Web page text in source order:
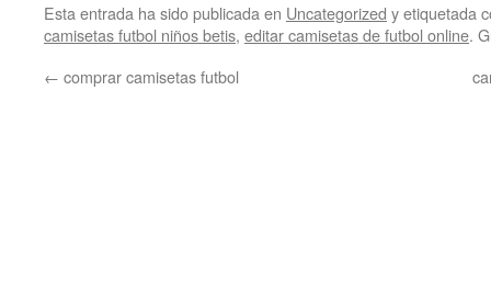
Esta entrada ha sido publicada en Uncategorized y etiquetada
camisetas futbol niños betis, editar camisetas de futbol online.
← comprar camisetas futbol